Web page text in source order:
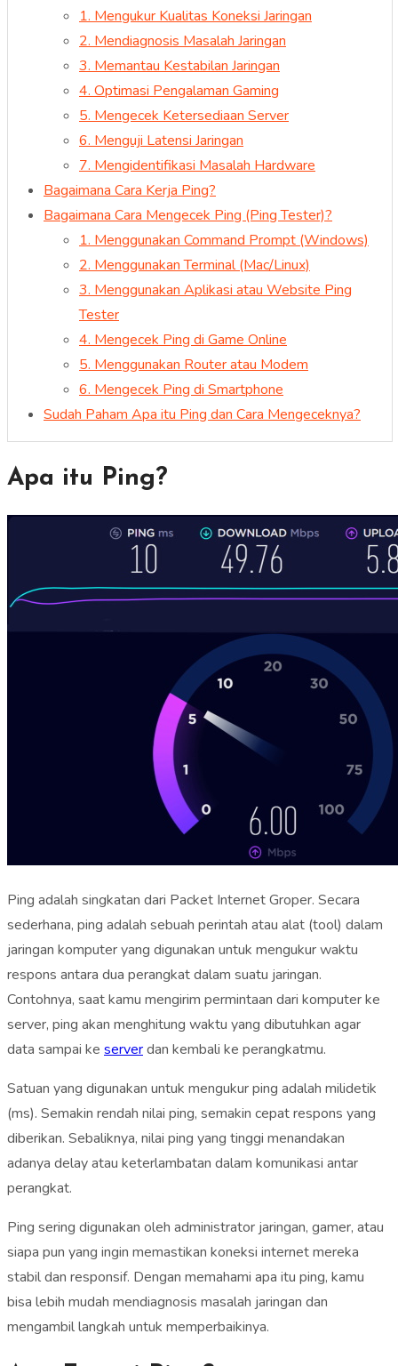
1. Mengukur Kualitas Koneksi Jaringan
2. Mendiagnosis Masalah Jaringan
3. Memantau Kestabilan Jaringan
4. Optimasi Pengalaman Gaming
5. Mengecek Ketersediaan Server
6. Menguji Latensi Jaringan
7. Mengidentifikasi Masalah Hardware
Bagaimana Cara Kerja Ping?
Bagaimana Cara Mengecek Ping (Ping Tester)?
1. Menggunakan Command Prompt (Windows)
2. Menggunakan Terminal (Mac/Linux)
3. Menggunakan Aplikasi atau Website Ping
Tester
4. Mengecek Ping di Game Online
5. Menggunakan Router atau Modem
6. Mengecek Ping di Smartphone
Sudah Paham Apa itu Ping dan Cara Mengeceknya?
Apa itu Ping?
Ping adalah singkatan dari Packet Internet Groper. Secara
sederhana, ping adalah sebuah perintah atau alat (tool) dalam
jaringan komputer yang digunakan untuk mengukur waktu
respons antara dua perangkat dalam suatu jaringan.
Contohnya, saat kamu mengirim permintaan dari komputer ke
server, ping akan menghitung waktu yang dibutuhkan agar
data sampai ke serverdan kembali ke perangkatmu.
Satuan yang digunakan untuk mengukur ping adalah milidetik
(ms). Semakin rendah nilai ping, semakin cepat respons yang
diberikan. Sebaliknya, nilai ping yang tinggi menandakan
adanya delay atau keterlambatan dalam komunikasi antar
perangkat.
Ping sering digunakan oleh administrator jaringan, gamer, atau
siapa pun yang ingin memastikan koneksi internet mereka
stabil dan responsif. Dengan memahami apa itu ping, kamu
bisa lebih mudah mendiagnosis masalah jaringan dan
mengambil langkah untuk memperbaikinya.